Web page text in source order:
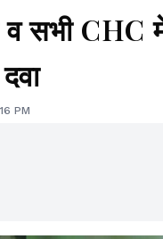
सभी CHC
PM